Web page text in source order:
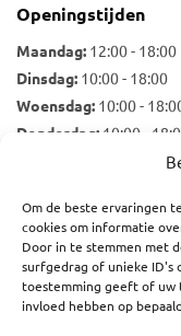
Om de beste ervaringen
cookies om informatie
Door in te stemmen met
surfgedrag of unieke ID's
toestemming geeft of uw
invloed hebben op
Openingstijden
Maandag: 12:00 - 18:00
Dinsdag: 10:00 - 18:00
Woensdag: 10:00 -
Donderdag: 10:00 -
Nieuwsbrief
E-mailadres: